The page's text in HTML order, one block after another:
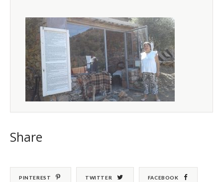
Share
PINTEREST TWITTER FACEBOOK